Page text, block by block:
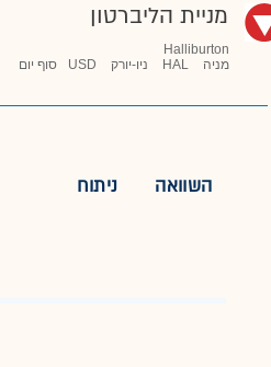
מניית הליברטון
Halliburton
מניה
HAL ניו-יורק USD סוף יום
השוואה ניתוח